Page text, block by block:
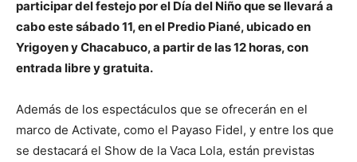
participar del festejo por el Día del Niño que se llevará a
cabo este sábado 11, en el Predio Piané, ubicado en
Yrigoyen y Chacabuco, a partir de las 12 horas, con
entrada libre y gratuita.
Además de los espectáculos que se ofrecerán en el
marco de Activate, como el Payaso Fidel, y entre los que
se destacará el Show de la Vaca Lola, están previstas